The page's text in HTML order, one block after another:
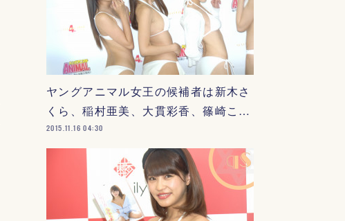
ヤングアニマル女王の候補者は新木さ
くら、稲村亜美、大貫彩香、篠崎こ…
2015.11.16 04:30